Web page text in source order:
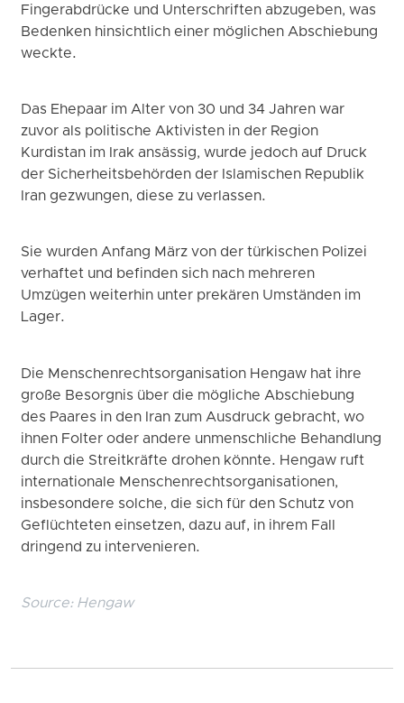
Fingerabdrücke und Unterschriften abzugeben, was
Bedenken hinsichtlich einer möglichen Abschiebung
weckte.
Das Ehepaar im Alter von 30 und 34 Jahren war
zuvor als politische Aktivisten in der Region
Kurdistan im Irak ansässig, wurde jedoch auf Druck
der Sicherheitsbehörden der Islamischen Republik
Iran gezwungen, diese zu verlassen.
Sie wurden Anfang März von der türkischen Polizei
verhaftet und befinden sich nach mehreren
Umzügen weiterhin unter prekären Umständen im
Lager.
Die Menschenrechtsorganisation Hengaw hat ihre
große Besorgnis über die mögliche Abschiebung
des Paares in den Iran zum Ausdruck gebracht, wo
ihnen Folter oder andere unmenschliche Behandlung
durch die Streitkräfte drohen könnte. Hengaw ruft
internationale Menschenrechtsorganisationen,
insbesondere solche, die sich für den Schutz von
Geflüchteten einsetzen, dazu auf, in ihrem Fall
dringend zu intervenieren.
Source: Hengaw